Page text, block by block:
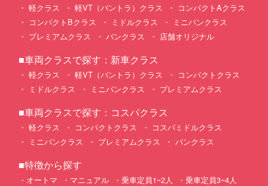
軽クラス 軽VT（バントラ）クラス
コンパクトAクラス
コンパクトBクラス
ミドルクラス
ミニバンクラス
プレミアムクラス
バンクラス 店舗オリジナル
■車両クラスで探す：新車クラス
軽クラス 軽VT（バントラ）クラス
コンパクトクラス
ミドルクラス
ミニバンクラス プレミアムクラス
■車両クラスで探す：コスパクラス
軽クラス コンパクトクラス
コスパミドルクラス
ミニバンクラス
プレミアムクラス バンクラス
■特徴から探す
オートマ マニュアル 乗車定員1~2人
乗車定員3~4人